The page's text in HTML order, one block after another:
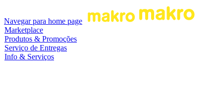
Navegar para home page
Marketplace
Produtos & Promoções
Serviço de Entregas
Info & Serviços